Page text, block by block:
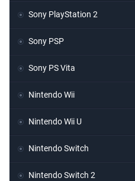
Sony PlayStation 2
Sony PSP
Sony PS Vita
Nintendo Wii
Nintendo Wii U
Nintendo Switch
Nintendo Switch 2